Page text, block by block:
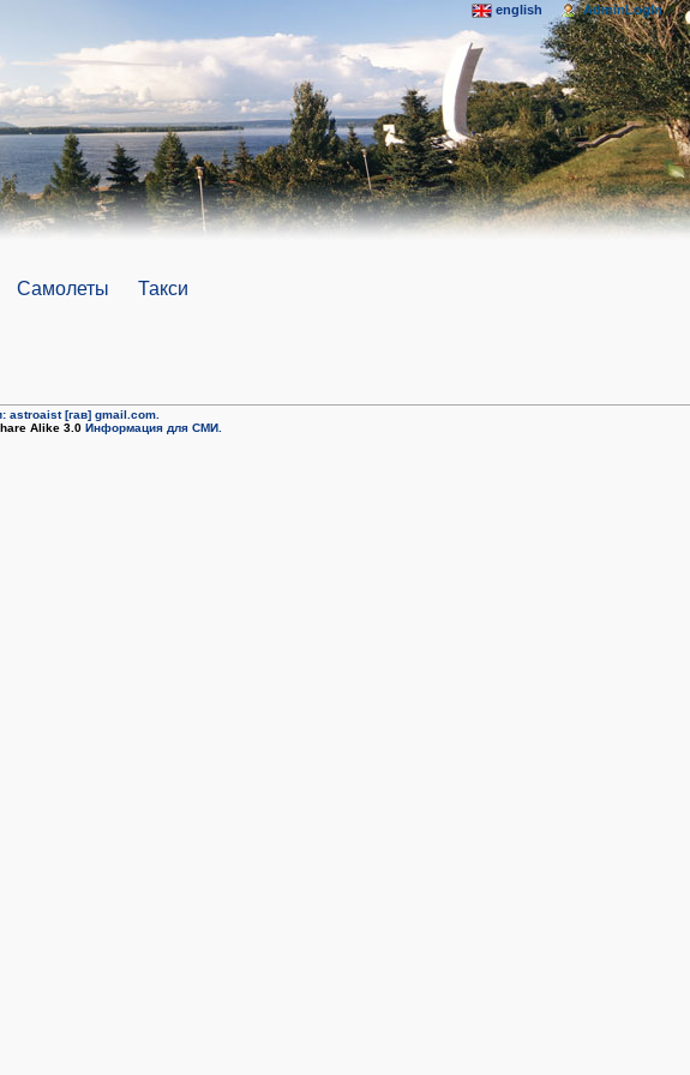
Самолеты Такси
english AdminLogIn
astroaist [гав] gmail.com.
Alike 3.0 Информация для СМИ.